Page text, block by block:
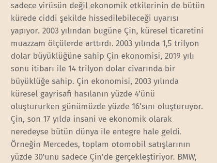
sadece virüsün değil ekonomik etkilerinin de bütün
kürede ciddi şekilde hissedilebileceği uyarısı
yapıyor. 2003 yılından bugüne Çin, küresel ticaretini
muazzam ölçülerde arttırdı. 2003 yılında 1,5 trilyon
dolar büyüklüğüne sahip Çin ekonomisi, 2019 yılı
sonu itibarı ile 14 trilyon dolar civarında bir
büyüklüğe sahip. Çin ekonomisi, 2003 yılında
küresel gayrisafi hasılanın yüzde 4’ünü
oluştururken günümüzde yüzde 16’sını oluşturuyor.
Çin, son 17 yılda insani ve ekonomik olarak
neredeyse bütün dünya ile entegre hale geldi.
Örneğin Mercedes, toplam otomobil satışlarının
yüzde 30’unu sadece Çin’de gerçekleştiriyor. BMW,